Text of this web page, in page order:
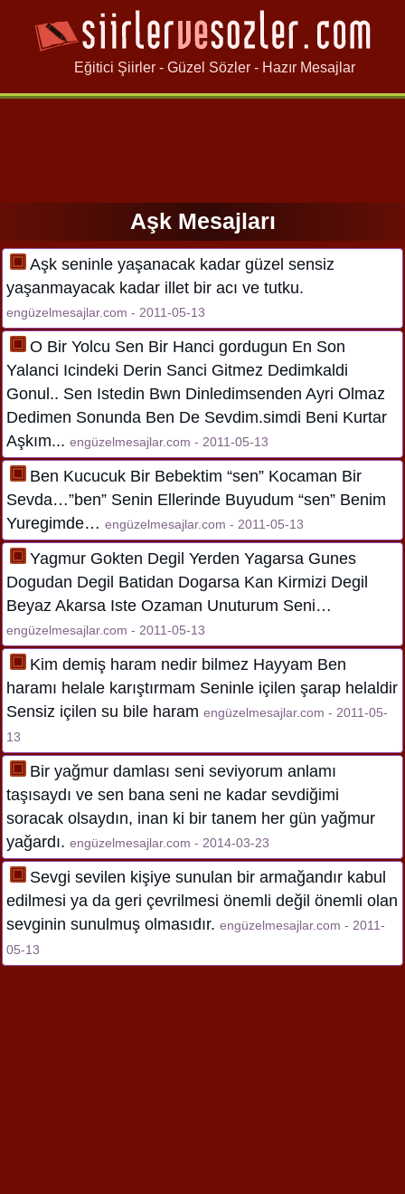
Eğitici Şiirler - Güzel Sözler - Hazır Mesajlar
Aşk Mesajları
Aşk seninle yaşanacak kadar güzel sensiz
yaşanmayacak kadar illet bir acı ve tutku.
engüzelmesajlar.com - 2011-05-13
O Bir Yolcu Sen Bir Hanci gordugun En Son
Yalanci Icindeki Derin Sanci Gitmez Dedimkaldi
Gonul.. Sen Istedin Bwn Dinledimsenden Ayri Olmaz
Dedimen Sonunda Ben De Sevdim.simdi Beni Kurtar
Aşkım... engüzelmesajlar.com - 2011-05-13
Ben Kucucuk Bir Bebektim “sen” Kocaman Bir
Sevda…”ben” Senin Ellerinde Buyudum “sen” Benim
Yuregimde… engüzelmesajlar.com - 2011-05-13
Yagmur Gokten Degil Yerden Yagarsa Gunes
Dogudan Degil Batidan Dogarsa Kan Kirmizi Degil
Beyaz Akarsa Iste Ozaman Unuturum Seni…
engüzelmesajlar.com - 2011-05-13
Kim demiş haram nedir bilmez Hayyam Ben
haramı helale karıştırmam Seninle içilen şarap helaldir
Sensiz içilen su bile haram engüzelmesajlar.com - 2011-05-
13
Bir yağmur damlası seni seviyorum anlamı
taşısaydı ve sen bana seni ne kadar sevdiğimi
soracak olsaydın, inan ki bir tanem her gün yağmur
yağardı. engüzelmesajlar.com - 2014-03-23
Sevgi sevilen kişiye sunulan bir armağandır kabul
edilmesi ya da geri çevrilmesi önemli değil önemli olan
sevginin sunulmuş olmasıdır. engüzelmesajlar.com - 2011-
05-13